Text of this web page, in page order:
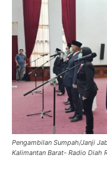
Pengambilan Sumpah/Janji
Kalimantan Barat- Radio Diah